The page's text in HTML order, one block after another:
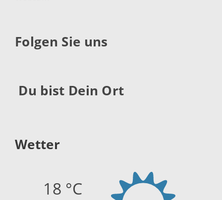
Folgen Sie uns
Du bist Dein Ort
Wetter
18 °C